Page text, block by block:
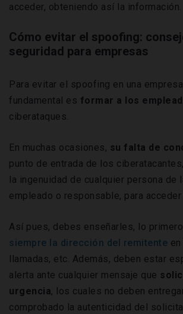
acceder, obteniendo así la información.
Cómo evitar el spoofing:
seguridad para empresas
Para evitar el spoofing en una
fundamental es formar a los
ciberataques.
En muchas ocasiones, su falta de
punto de entrada de los
la ingenuidad de cualquier persona de
empleado o responsable, para
Así pues, debes enseñarles, lo
siempre la dirección del remitente
llamadas, etc. Además, deben estar
alerta ante cualquier mensaje que
urgencia, los cuales no deben
comprobado la autenticidad del